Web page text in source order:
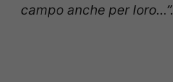
campo anche per loro…”.